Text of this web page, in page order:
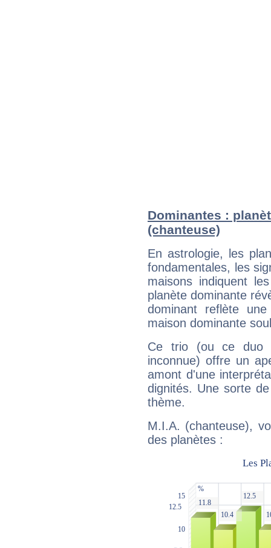
Dominantes :
(chanteuse)
En astrologie, les
fondamentales, les
maisons indiquent
planète dominante
dominant reflète
maison dominante
Ce trio (ou ce duo
inconnue) offre un
amont d'une
dignités. Une sorte
thème.
M.I.A. (chanteuse),
des planètes :